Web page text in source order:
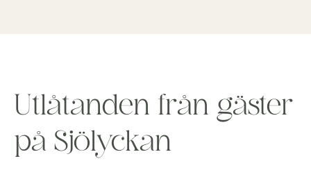
Utlåtanden från gäster
på Sjölyckan